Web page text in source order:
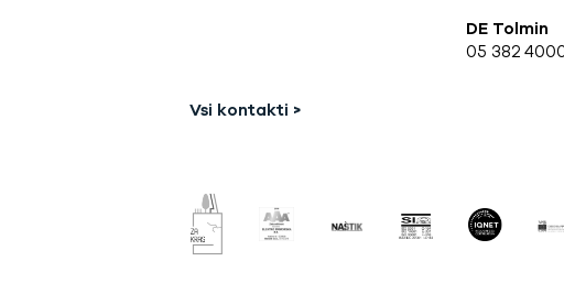
DE Tolmin
05 382
Vsi kontakti >